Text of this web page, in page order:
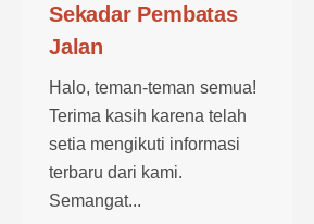
Sekadar Pembatas
Jalan
Halo, teman-teman semua!
Terima kasih karena telah
setia mengikuti informasi
terbaru dari kami.
Semangat...